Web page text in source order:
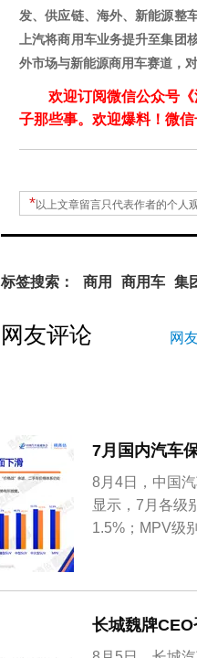
发、供应链、海外、新能源整
上汽将商用车业务提升至集
外市场与新能源商用车赛道，
欢迎订阅微信公众号
子那些事。欢迎爆料！微
*以上文章留言只代表作者的个人
标签搜索： 商用 商用车 集
网友评论 网
7月国内汽车
8月4日，中国
显示，7月各级
1.5%；MPV级
长城魏牌